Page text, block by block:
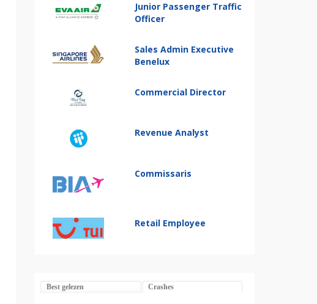
Junior Passenger Traffic
Officer
Sales Admin Executive
Benelux
Commercial Director
Revenue Analyst
Commissaris
Retail Employee
Best gelezen Crashes